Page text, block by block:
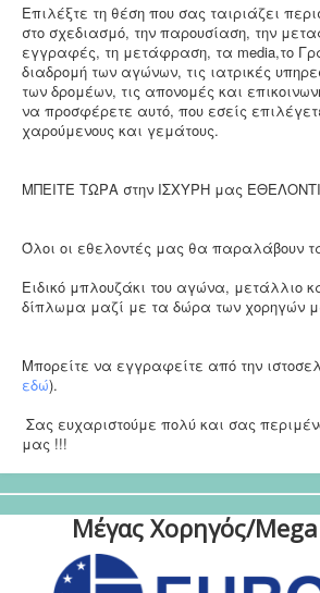
Επιλέξτε τη θέση που σας ταιριάζει
στο σχεδιασμό, την παρουσίαση, την
εγγραφές, τη μετάφραση, τα media,το
διαδρομή των αγώνων, τις ιατρικές
των δρομέων, τις απονομές και
να προσφέρετε αυτό, που εσείς
χαρούμενους και γεμάτους.
ΜΠΕΙΤΕ ΤΩΡΑ στην ΙΣΧΥΡΗ μας
Όλοι οι εθελοντές μας θα παραλάβουν
Ειδικό μπλουζάκι του αγώνα, μετάλλιο
δίπλωμα μαζί με τα δώρα των χορηγών
Μπορείτε να εγγραφείτε από την
εδώ).
Σας ευχαριστούμε πολύ και σας
μας !!!
Μέγας Χορηγός/